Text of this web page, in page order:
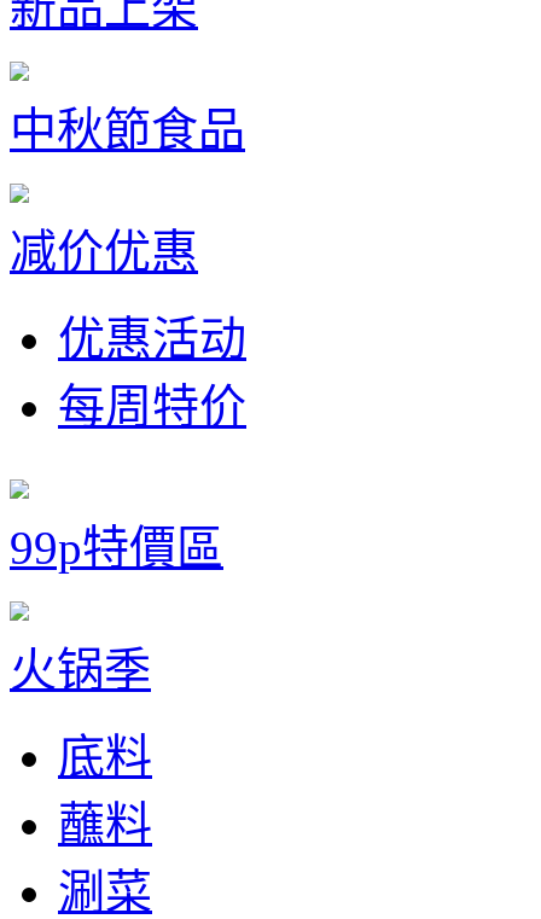
中秋節食品
减价优惠
优惠活动
每周特价
99p特價區
火锅季
底料
蘸料
涮菜